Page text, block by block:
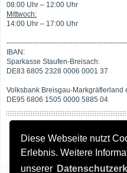
Diese Webseite nutzt
Erlebnis. Weitere
unserer
08:00 Uhr – 12:00 Uhr
Mittwoch:
14:00 Uhr – 17:00 Uhr
IBAN:
Sparkasse Staufen-Breisach:
DE83 6805 2328 0006 0001 37
Volksbank Breisgau-Markgräflerland
DE95 6806 1505 0000 5885 04